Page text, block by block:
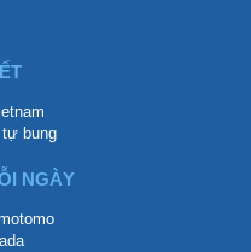
bung
NGÀY